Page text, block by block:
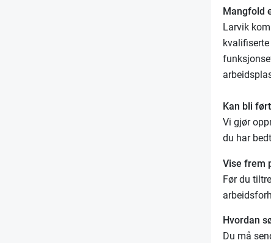
Mangfold
Larvik
Kan bli
Vi gjør
du har
Vise frem
Før du
Hvordan
Du må